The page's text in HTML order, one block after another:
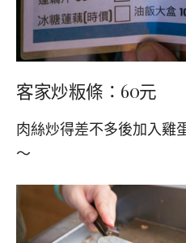
客家炒粄條：60元
肉絲炒得差不多後加入雞
～